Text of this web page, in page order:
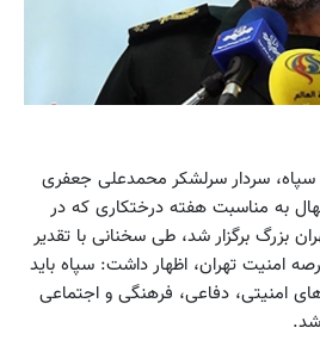
سردار سرلشکر محمدعلی جعفری
به مناسبت هفته درختکاری که در
بزرگ برگزار شد، طی سخنانی با تقدیر
امنیت تهران، اظهار داشت: سپاه باید
امنیتی، دفاعی، فرهنگی و اجتماعی